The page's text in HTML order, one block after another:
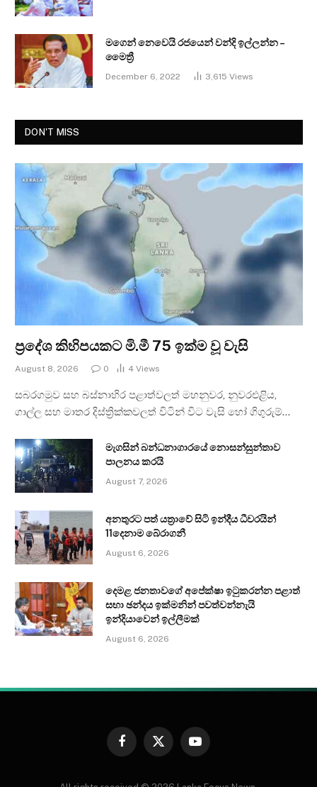
මගෙන් නෙවෙයි රජයෙන් වන්දි ඉල්ලන්න –
මෛත්‍රී
December 6, 2022 3,615 Views
DON'T MISS
ප්‍රදේශ කිහිපයකට මි.මී 75 ඉක්ම වූ වැසි
August 8, 2026 0 4 Views
සබරගමුව සහ බස්නාහිර පළාත්වලත් මහනුවර, නුවරඑළිය,
ගාල්ල සහ මාතර දිස්ත්‍රික්කවලත් විටින් විට වැසි හෝ ගිගුරුම්…
මැගසින් බන්ධනාගාරයේ නොසන්සුන්තාව
පාලනය කරයි
August 7, 2026
අනතුරට පත් යත්‍රාවේ සිටි ඉන්දීය ධීවරයින්
11දෙනාම බේරාගනී
August 6, 2026
දෙමළ ජනතාවගේ අපේක්ෂා ඉටුකරන්න පළාත්
සභා ඡන්දය ඉක්මනින් පවත්වන්නැයි
ඉන්දියාවෙන් ඉල්ලීමක්
August 6, 2026
Facebook
X
YouTube